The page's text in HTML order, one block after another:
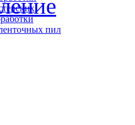
пил